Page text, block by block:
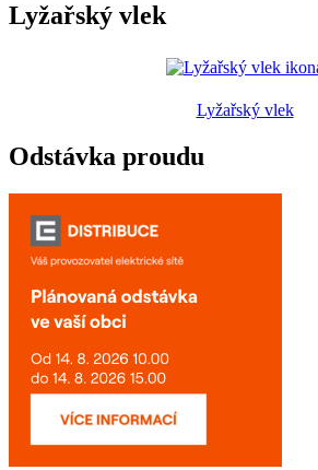
Lyžařský vlek
Lyžařský vlek
Odstávka proudu